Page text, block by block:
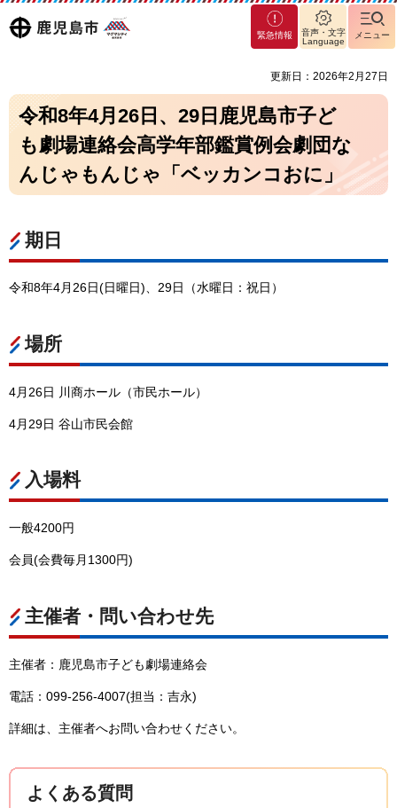
鹿児島
マグ
マシ
緊急情報
音声・文字
Language
メニュー
更新日：2026年2月27日
令和8年4月26日、29日鹿児島市子ど
も劇場連絡会高学年部鑑賞例会劇団な
んじゃもんじゃ「ベッカンコおに」
期日
令和8年4月26日(日曜日)、29日（水曜日：祝日）
場所
4月26日 川商ホール（市民ホール）
4月29日 谷山市民会館
入場料
一般4200円
会員(会費毎月1300円)
主催者・問い合わせ先
主催者：鹿児島市子ども劇場連絡会
電話：099-256-4007(担当：吉永)
詳細は、主催者へお問い合わせください。
よくある質問